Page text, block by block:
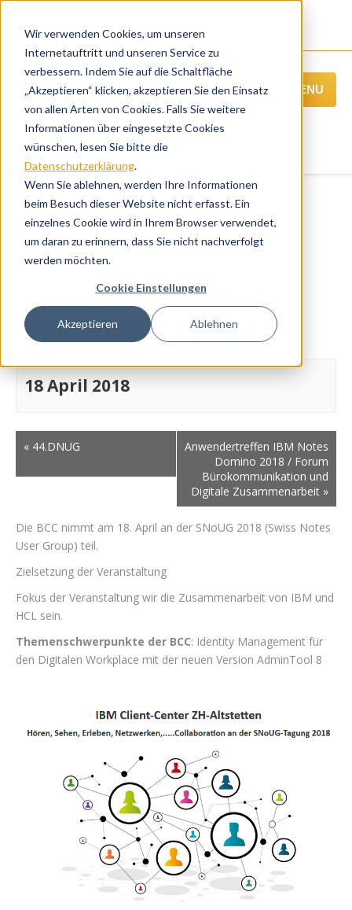
Wir verwenden Cookies, um unseren
Internetauftritt und unseren Service zu
verbessern. Indem Sie auf die Schaltfläche
„Akzeptieren“ klicken, akzeptieren Sie den Einsatz
von allen Arten von Cookies. Falls Sie weitere
Informationen über eingesetzte Cookies
wünschen, lesen Sie bitte die
Datenschutzerklärung.
Wenn Sie ablehnen, werden Ihre Informationen
beim Besuch dieser Website nicht erfasst. Ein
einzelnes Cookie wird in Ihrem Browser verwendet,
um daran zu erinnern, dass Sie nicht nachverfolgt
werden möchten.
Cookie Einstellungen
Akzeptieren Ablehnen
MENU
« Alle Veranstaltungen
Übersicht der weiteren BCC Webinare
SNoUG 2018 - Swiss
Notes User Group
18 April 2018
« 44.DNUG
Anwendertreffen IBM Notes
Domino 2018 / Forum
Bürokommunikation und
Digitale Zusammenarbeit »
Die BCC nimmt am 18. April an der SNoUG 2018 (Swiss Notes
User Group) teil.
Zielsetzung der Veranstaltung
Fokus der Veranstaltung wir die Zusammenarbeit von IBM und
HCL sein.
Themenschwerpunkte der BCC: Identity Management für
den Digitalen Workplace mit der neuen Version AdminTool 8